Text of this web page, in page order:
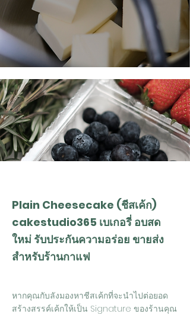
Plain Cheesecake (ชีสเค้ก)
cakestudio365 เบเกอรี่ อบสด
ใหม่ รับประกันความอร่อย ขายส่ง
สำหรับร้านกาแฟ
หากคุณกับลังมองหาชีสเค้กที่จะนำไปต่อยอด
สร้างสรรค์เค้กให้เป็น Signature ของร้านคุณ